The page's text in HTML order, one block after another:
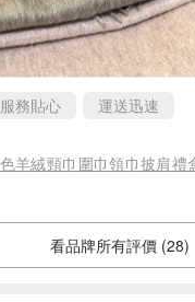
服務貼心 運送迅速
看品牌所有評價 (28)